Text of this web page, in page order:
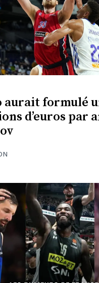
aurait formulé
d’euros par